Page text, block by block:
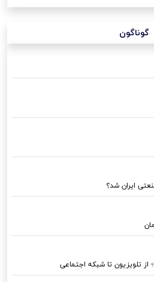
گوناگون
ایران شد؟
از تلویزیون تا شبکه اجتماعی